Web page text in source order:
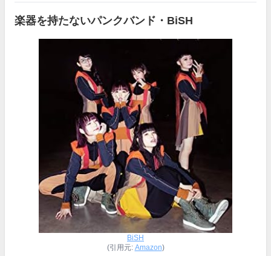
楽器を持たないパンクバンド・BiSH
BiSH
(引用元: Amazon)